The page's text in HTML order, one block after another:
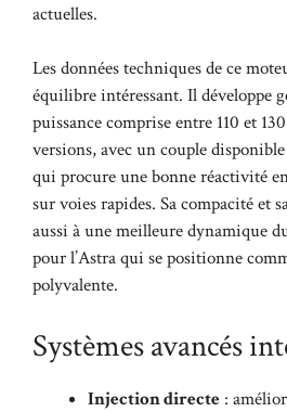
actuelles.
Les données techniques de ce
équilibre intéressant. Il développe
puissance comprise entre 110 et
versions, avec un couple disponible
qui procure une bonne réactivité
sur voies rapides. Sa compacité et
aussi à une meilleure dynamique
pour l’Astra qui se positionne
polyvalente.
Systèmes avancés
Injection directe :